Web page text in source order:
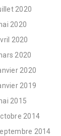
2020
2020
2020
2020
2020
2019
2015
2014
2014